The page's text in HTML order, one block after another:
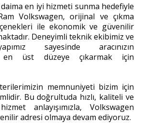
en iyi hizmeti sunma hedefiyle
Volkswagen, orijinal ve çıkma
ile ekonomik ve güvenilir
Deneyimli teknik ekibimiz ve
sayesinde aracınızın
en üst düzeye çıkarmak için
memnuniyeti bizim için
Bu doğrultuda hızlı, kaliteli ve
anlayışımızla, Volkswagen
adresi olmaya devam ediyoruz.